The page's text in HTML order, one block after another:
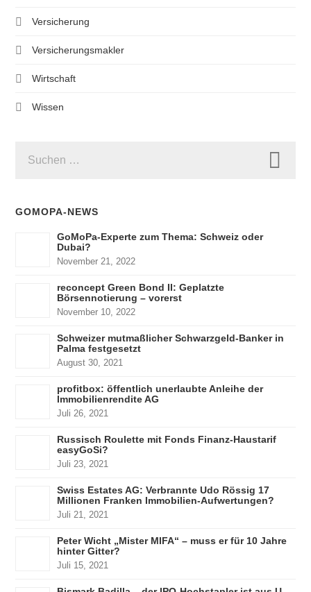
Versicherung
Versicherungsmakler
Wirtschaft
Wissen
NACH:
GOMOPA-NEWS
GoMoPa-Experte zum Thema: Schweiz oder
Dubai?
November 21, 2022
reconcept Green Bond II: Geplatzte
Börsennotierung – vorerst
November 10, 2022
Schweizer mutmaßlicher Schwarzgeld-Banker in
Palma festgesetzt
August 30, 2021
profitbox: öffentlich unerlaubte Anleihe der
Immobilienrendite AG
Juli 26, 2021
Russisch Roulette mit Fonds Finanz-Haustarif
easyGoSi?
Juli 23, 2021
Swiss Estates AG: Verbrannte Udo Rössig 17
Millionen Franken Immobilien-Aufwertungen?
Juli 21, 2021
Peter Wicht „Mister MIFA“ – muss er für 10 Jahre
hinter Gitter?
Juli 15, 2021